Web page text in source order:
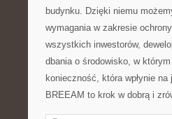
budynku. Dzięki niemu
wymagania w zakresie
wszystkich ‌inwestorów,
dbania o środowisko, w
konieczność, ‍która wpłynie
BREEAM to krok w​ dobrą i